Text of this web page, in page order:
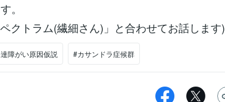
。
クトラム(繊細さん)」と合わせてお話します)
障がい原因仮説 #カサンドラ症候群